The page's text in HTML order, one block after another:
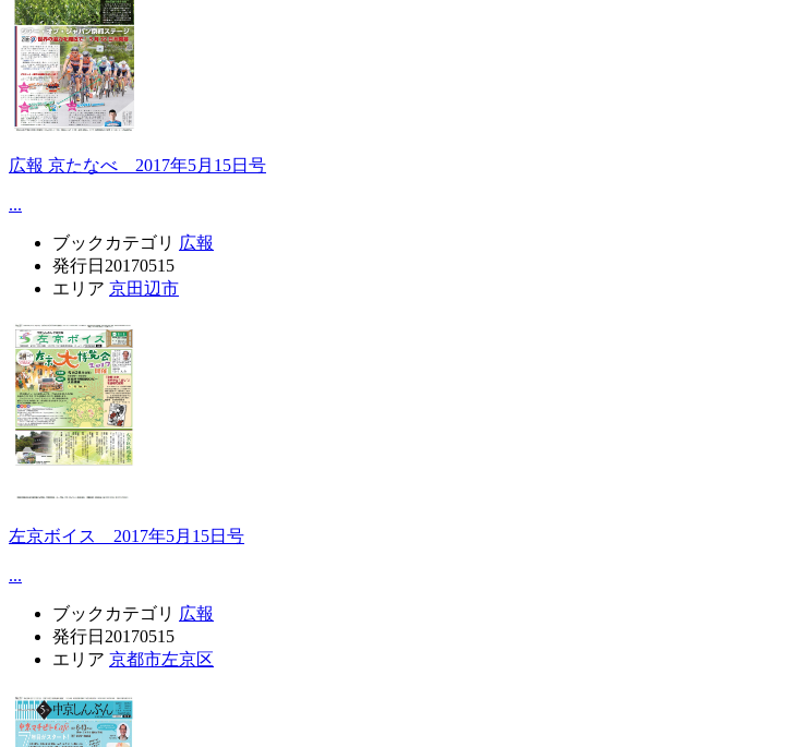
広報 京たなべ 2017年5月15日号
...
ブックカテゴリ 広報
発行日 20170515
エリア 京田辺市
左京ボイス 2017年5月15日号
...
ブックカテゴリ 広報
発行日 20170515
エリア 京都市左京区